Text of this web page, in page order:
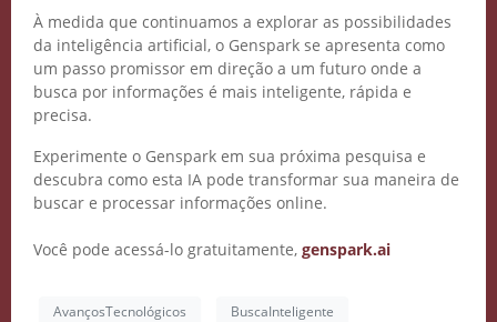
À medida que continuamos a explorar as possibilidades
da inteligência artificial, o Genspark se apresenta como
um passo promissor em direção a um futuro onde a
busca por informações é mais inteligente, rápida e
precisa.
Experimente o Genspark em sua próxima pesquisa e
descubra como esta IA pode transformar sua maneira de
buscar e processar informações online.
Você pode acessá-lo gratuitamente, genspark.ai
AvançosTecnológicos
BuscaInteligente